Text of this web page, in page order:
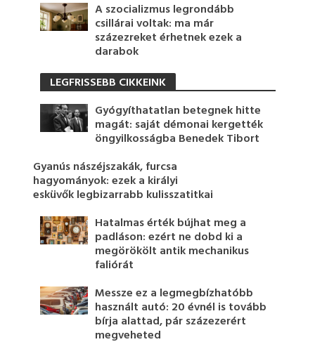
A szocializmus legrondább
csillárai voltak: ma már
százezreket érhetnek ezek a
darabok
LEGFRISSEBB CIKKEINK
Gyógyíthatatlan betegnek hitte
magát: saját démonai kergették
öngyilkosságba Benedek Tibort
Gyanús nászéjszakák, furcsa
hagyományok: ezek a királyi
esküvők legbizarrabb kulisszatitkai
Hatalmas érték bújhat meg a
padláson: ezért ne dobd ki a
megörökölt antik mechanikus
faliórát
Messze ez a legmegbízhatóbb
használt autó: 20 évnél is tovább
bírja alattad, pár százezerért
megveheted